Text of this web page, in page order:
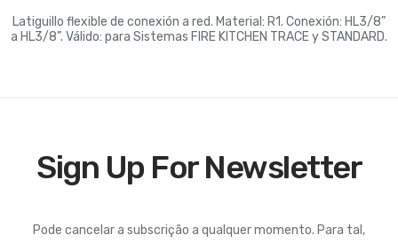
Latiguillo flexible de conexión a red. Material: R1. Conexión: HL3/8”
a HL3/8”. Válido: para Sistemas FIRE KITCHEN TRACE y STANDARD.
Sign Up For Newsletter
Pode cancelar a subscrição a qualquer momento. Para tal,